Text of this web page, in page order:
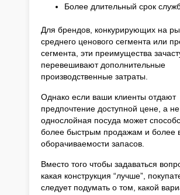
Более длительный срок
Для брендов, конкурирующих на
среднего ценового сегмента или
сегмента, эти преимущества
перевешивают дополнительные
производственные затраты.
Однако если ваши клиенты отдают
предпочтение доступной цене, а не
однослойная посуда может
более быстрым продажам и более
оборачиваемости запасов.
Вместо того чтобы задаваться
какая конструкция “лучше”,
следует подумать о том, какой